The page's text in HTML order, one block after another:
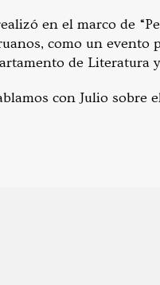
en el marco de
como un
de Literatura
con Julio sobre